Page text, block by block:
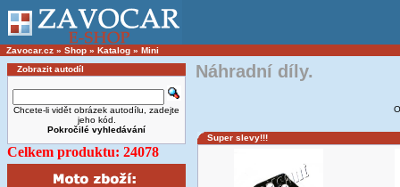
Zavocar.cz » Shop » Katalog » Mini
Zobrazit autodíl
Chcete-li vidět obrázek autodílu, zadejte
jeho kód.
Pokročilé vyhledávání
Celkem produktu: 24078
Náhradní díly.
Super slevy!!!